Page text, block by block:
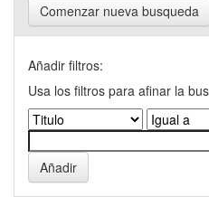
Comenzar nueva busqueda
Añadir filtros:
Usa los filtros para afinar la